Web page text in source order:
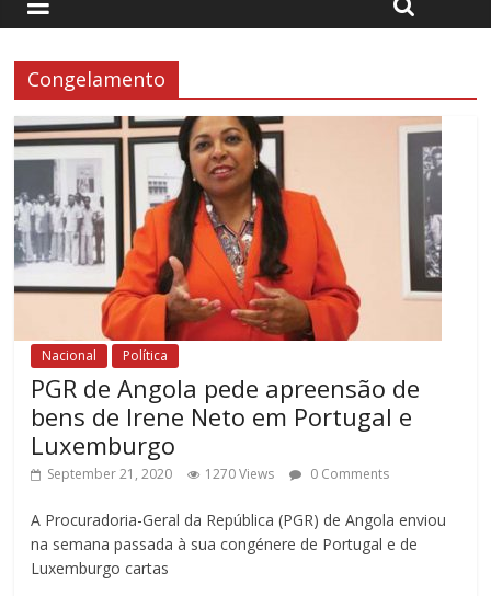
Congelamento
Nacional Política
PGR de Angola pede apreensão de
bens de Irene Neto em Portugal e
Luxemburgo
September 21, 2020 1270 Views 0 Comments
A Procuradoria-Geral da República (PGR) de Angola enviou
na semana passada à sua congénere de Portugal e de
Luxemburgo cartas